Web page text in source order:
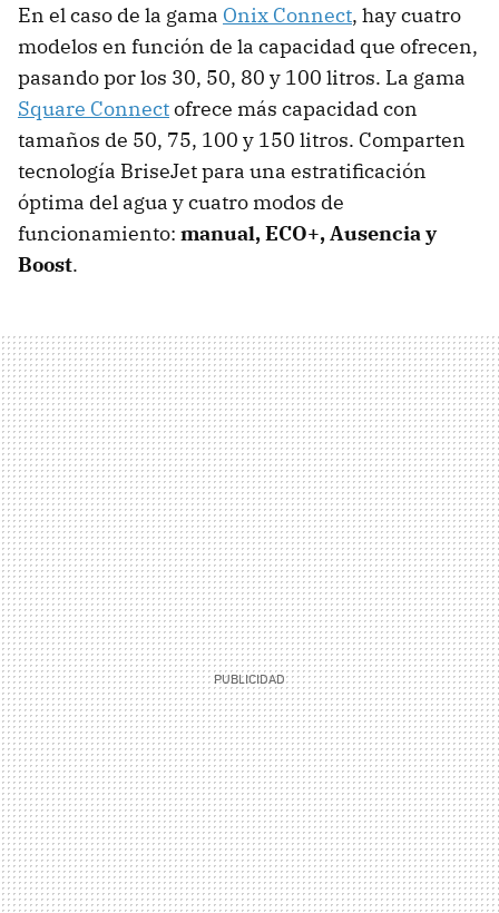
En el caso de la gama Onix Connect, hay cuatro
modelos en función de la capacidad que ofrecen,
pasando por los 30, 50, 80 y 100 litros. La gama
Square Connectofrece más capacidad con
tamaños de 50, 75, 100 y 150 litros. Comparten
tecnología BriseJet para una estratificación
óptima del agua y cuatro modos de
funcionamiento: manual, ECO+, Ausencia y
Boost.